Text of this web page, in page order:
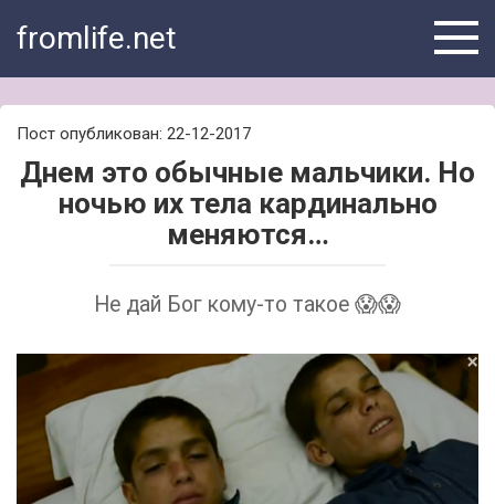
fromlife.net
Пост опубликован: 22-12-2017
Днем это обычные мальчики. Но
ночью их тела кардинально
меняются…
Не дай Бог кому-то такое 😱😱